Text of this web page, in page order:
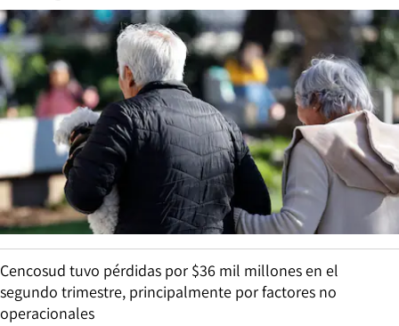
Cencosud tuvo pérdidas por $36 mil millones en el
segundo trimestre, principalmente por factores no
operacionales